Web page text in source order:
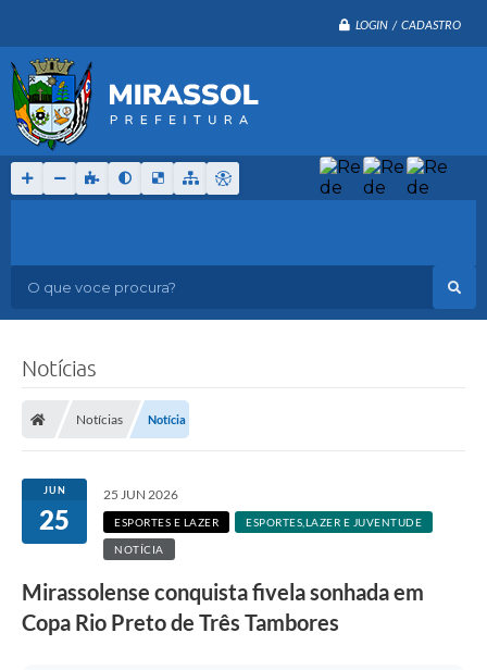
LOGIN / CADASTRO
O que voce procura?
Notícias
Notícias Notícia
JUN
25
25 JUN 2026
ESPORTES E LAZER ESPORTES,LAZER E JUVENTUDE
NOTÍCIA
Mirassolense conquista fivela sonhada em
Copa Rio Preto de Três Tambores